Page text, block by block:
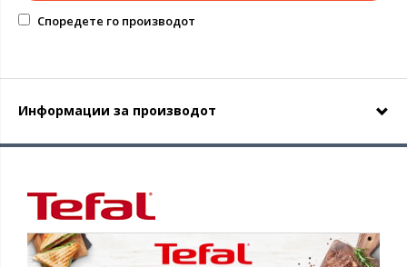
Споредете го производот
Информации за производот